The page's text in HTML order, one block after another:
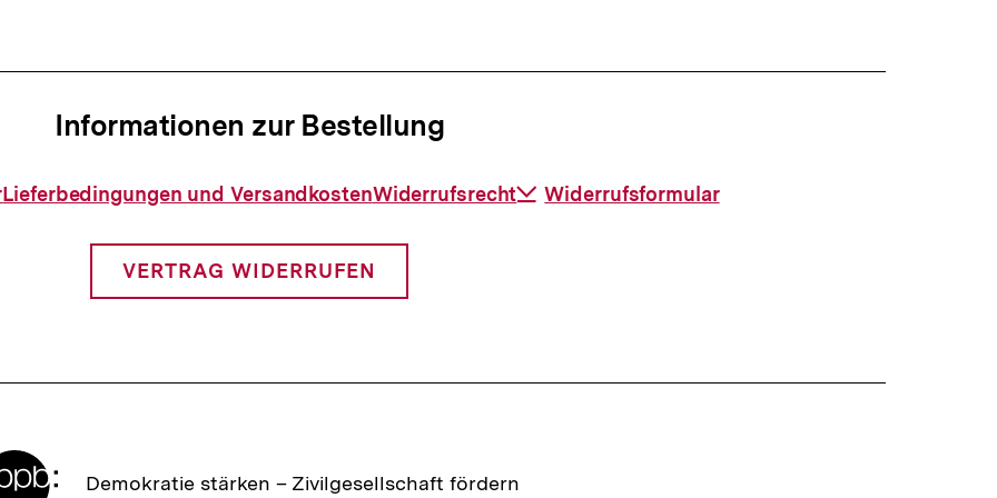
Informationen zur Bestellung
Informationen
zur
Lieferbedingungen und VersandkostenWiderrufsrecht
Download-
Widerrufsformular
VERTRAG WIDERRUFEN
Startseite
Demokratie stärken – Zivilgesellschaft fördern